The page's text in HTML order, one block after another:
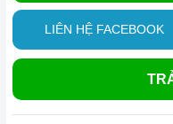
LIÊN HỆ FACEBOOK